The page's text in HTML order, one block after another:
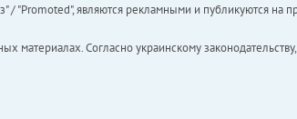
являются рекламными и публикуются на
Согласно украинскому